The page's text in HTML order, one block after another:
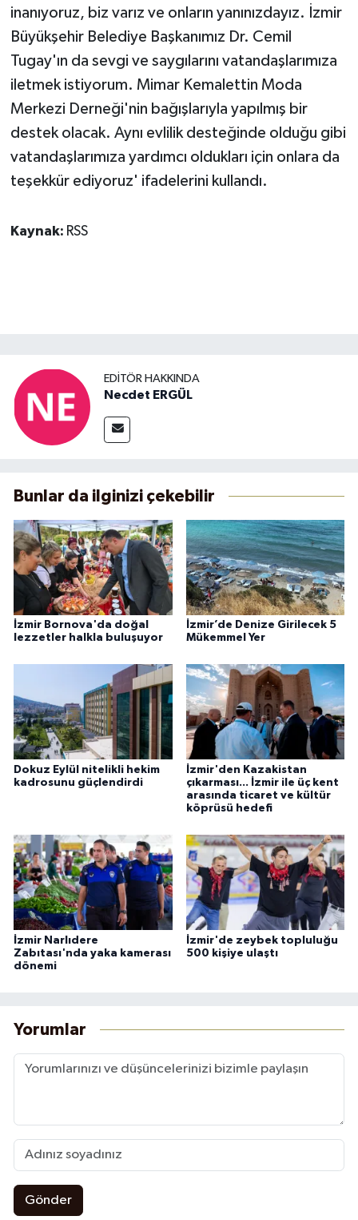
inanıyoruz, biz varız ve onların yanınızdayız. İzmir
Büyükşehir Belediye Başkanımız Dr. Cemil
Tugay'ın da sevgi ve saygılarını vatandaşlarımıza
iletmek istiyorum. Mimar Kemalettin Moda
Merkezi Derneği'nin bağışlarıyla yapılmış bir
destek olacak. Aynı evlilik desteğinde olduğu gibi
vatandaşlarımıza yardımcı oldukları için onlara da
teşekkür ediyoruz' ifadelerini kullandı.
Kaynak: RSS
EDITÖR HAKKINDA
Necdet ERGÜL
Bunlar da ilginizi çekebilir
İzmir Bornova'da doğal
lezzetler halkla buluşuyor
İzmir’de Denize Girilecek 5
Mükemmel Yer
Dokuz Eylül nitelikli hekim
kadrosunu güçlendirdi
İzmir'den Kazakistan
çıkarması... İzmir ile üç kent
arasında ticaret ve kültür
köprüsü hedefi
İzmir Narlıdere
Zabıtası'nda yaka kamerası
dönemi
İzmir'de zeybek topluluğu
500 kişiye ulaştı
Yorumlar
Gönder